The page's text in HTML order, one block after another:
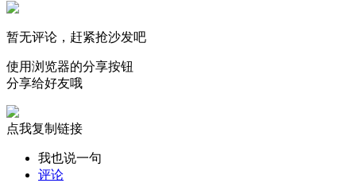
暂无评论，赶紧抢沙发吧
使用浏览器的分享按钮
分享给好友哦
点我复制链接
我也说一句
评论